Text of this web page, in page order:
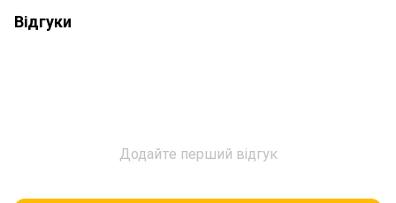
Відгуки
Додайте перший відгук